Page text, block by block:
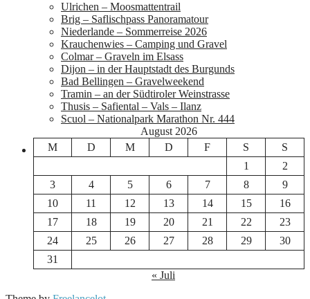
Ulrichen – Moosmattentrail
Brig – Saflischpass Panoramatour
Niederlande – Sommerreise 2026
Krauchenwies – Camping und Gravel
Colmar – Graveln im Elsass
Dijon – in der Hauptstadt des Burgunds
Bad Bellingen – Gravelweekend
Tramin – an der Südtiroler Weinstrasse
Thusis – Safiental – Vals – Ilanz
Scuol – Nationalpark Marathon Nr. 444
August 2026
M
D M D F S
S
1
2
3
4 5 6 7 8
9
10
11 12 13 14 15
16
17
18 19 20 21 22
23
24
25 26 27 28 29
30
31
« Juli